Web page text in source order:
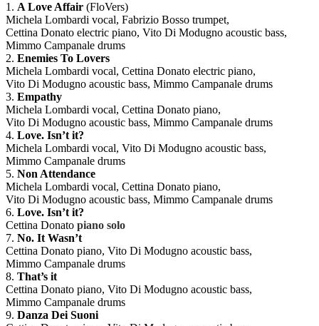
1. A Love Affair (FloVers)
Michela Lombardi vocal, Fabrizio Bosso trumpet,
Cettina Donato electric piano, Vito Di Modugno acoustic bass,
Mimmo Campanale drums
2. Enemies To Lovers
Michela Lombardi vocal, Cettina Donato electric piano,
Vito Di Modugno acoustic bass, Mimmo Campanale drums
3. Empathy
Michela Lombardi vocal, Cettina Donato piano,
Vito Di Modugno acoustic bass, Mimmo Campanale drums
4. Love. Isn’t it?
Michela Lombardi vocal, Vito Di Modugno acoustic bass,
Mimmo Campanale drums
5. Non Attendance
Michela Lombardi vocal, Cettina Donato piano,
Vito Di Modugno acoustic bass, Mimmo Campanale drums
6. Love. Isn’t it?
Cettina Donato piano solo
7. No. It Wasn’t
Cettina Donato piano, Vito Di Modugno acoustic bass,
Mimmo Campanale drums
8. That’s it
Cettina Donato piano, Vito Di Modugno acoustic bass,
Mimmo Campanale drums
9. Danza Dei Suoni